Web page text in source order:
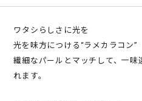
ワタシらしさに光を
光を味方につける“ラメカラコン”
繊細なパールとマッチして、一味
れます。